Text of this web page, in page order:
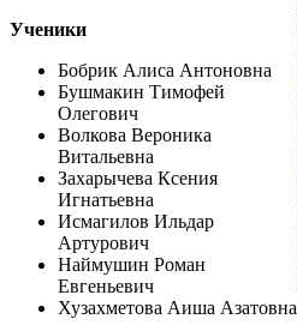
Ученики
Бобрик Алиса Антоновна
Бушмакин Тимофей
Олегович
Волкова Вероника
Витальевна
Захарычева Ксения
Игнатьевна
Исмагилов Ильдар
Артурович
Наймушин Роман
Евгеньевич
Хузахметова Аиша Азатовна